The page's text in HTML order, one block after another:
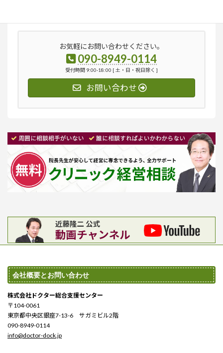
お気軽にお問い合わせください。
090-8949-0114
受付時間 9:00-18:00 [ 土・日・祝日除く ]
お問い合わせ
会社概要とお問い合わせ
株式会社ドクター総合支援センター
〒104-0061
東京都中央区銀座7-13-6 サガミビル2階
090-8949-0114
info@doctor-dock.jp